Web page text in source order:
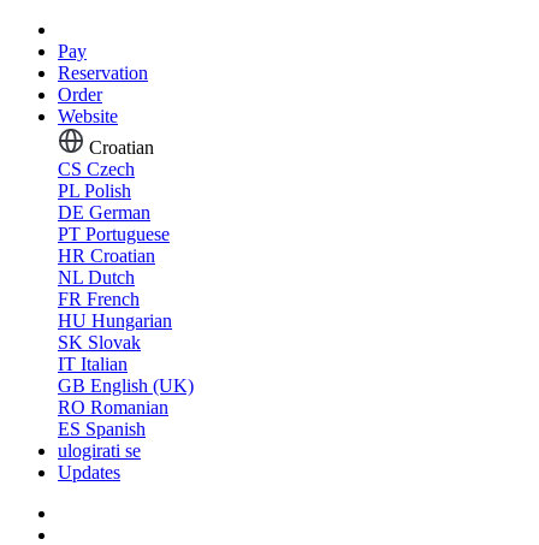
Pay
Reservation
Order
Website
Croatian
CS Czech
PL Polish
DE German
PT Portuguese
HR Croatian
NL Dutch
FR French
HU Hungarian
SK Slovak
IT Italian
GB English (UK)
RO Romanian
ES Spanish
ulogirati se
Updates